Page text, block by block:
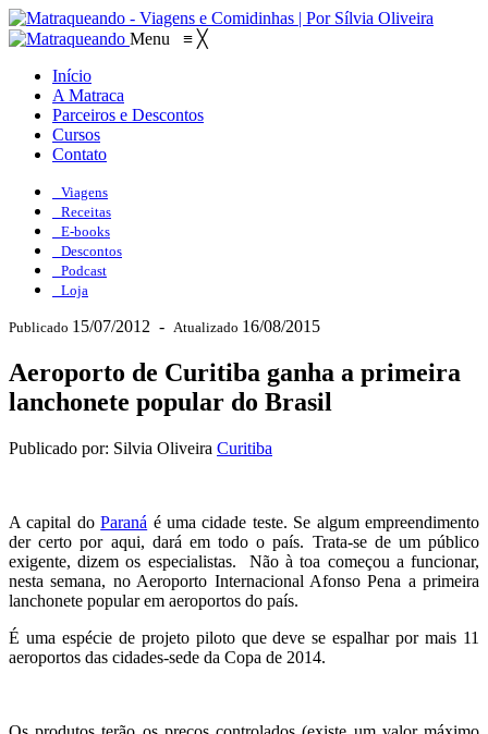
Menu ≡ ╳
Início
A Matraca
Parceiros e Descontos
Cursos
Contato
Viagens
Receitas
E-books
Descontos
Podcast
Loja
Publicado 15/07/2012 - Atualizado 16/08/2015
Aeroporto de Curitiba ganha a primeira
lanchonete popular do Brasil
Publicado por: Silvia Oliveira Curitiba
A capital doParaná é uma cidade teste. Se algum empreendimento
der certo por aqui, dará em todo o país. Trata-se de um público
exigente, dizem os especialistas. Não à toa começou a funcionar,
nesta semana, no Aeroporto Internacional Afonso Pena a primeira
lanchonete popular em aeroportos do país.
É uma espécie de projeto piloto que deve se espalhar por mais 11
aeroportos das cidades-sede da Copa de 2014.